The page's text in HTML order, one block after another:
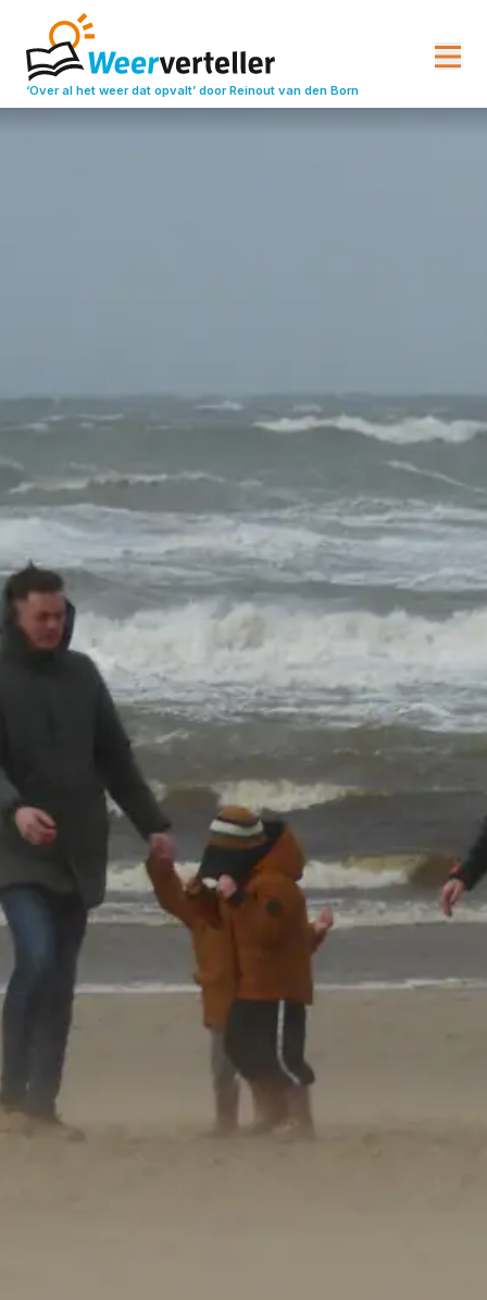
‘Over al het weer dat opvalt’ door Reinout van den Born